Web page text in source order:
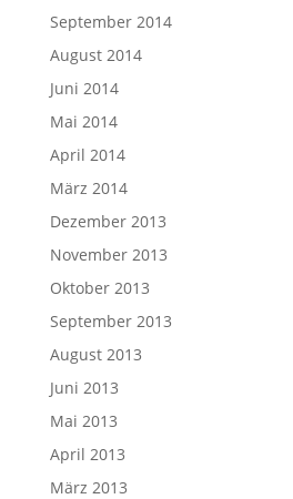
September 2014
August 2014
Juni 2014
Mai 2014
April 2014
März 2014
Dezember 2013
November 2013
Oktober 2013
September 2013
August 2013
Juni 2013
Mai 2013
April 2013
März 2013